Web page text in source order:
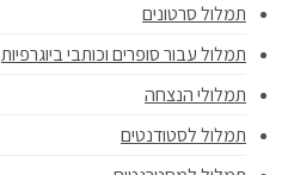
תמלול סרטונים
תמלול עבור סופרים וכותבי ביוגרפיות
תמלולי הנצחה
תמלול לסטודנטים